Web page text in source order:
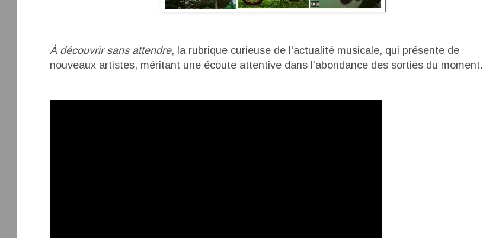
À découvrir sans attendre, la rubrique curieuse de l'actualité musicale, qui présente de
nouveaux artistes, méritant une écoute attentive dans l'abondance des sorties du moment.